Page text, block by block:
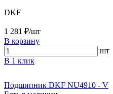
DKF
1 281 ₽/шт
В корзину
шт
В 1 клик
Подшипник DKF NU4910 - V